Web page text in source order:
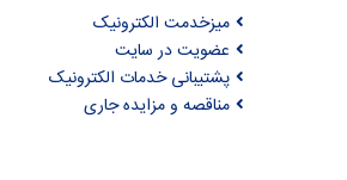
میزخدمت الکترونیک
عضویت در سایت
پشتیبانی خدمات الکترونیک
مناقصه و مزایده جاری